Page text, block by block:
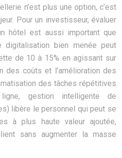
n’est plus une option, c’est
Pour un investisseur, évaluer
hôtel est aussi important que
digitalisation bien menée peut
de 10 à 15% en agissant sur
des coûts et l’amélioration des
des tâches répétitives
ligne, gestion intelligente de
libère le personnel qui peut se
à plus haute valeur ajoutée,
sans augmenter la masse